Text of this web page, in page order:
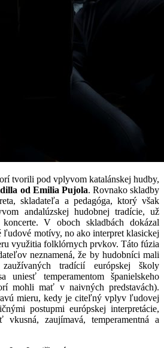
tvorili pod vplyvom katalánskej hudby,
od Emilia Pujola. Rovnako skladby
skladateľa a pedagóga, ktorý však
andalúzskej hudobnej tradície, už
V oboch skladbách dokázal
ľudové motívy, no ako interpret klasickej
využitia folklórnych prvkov. Táto fúzia
neznamená, že by hudobníci mali
tradícií európskej školy
uniesť temperamentom španielskeho
mohli mať v naivných predstavách).
mieru, kedy je citeľný vplyv ľudovej
postupmi európskej interpretácie,
zaujímavá, temperamentná a